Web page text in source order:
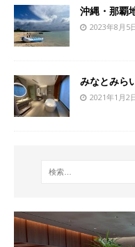
沖縄・那覇
2023年8月5
みなとみら
2021年1月2